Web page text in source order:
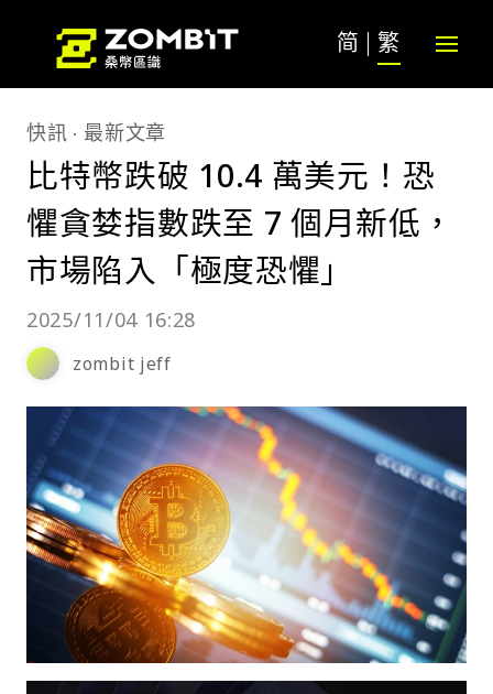
简 繁
快訊 最新文章
比特幣跌破 10.4 萬美元！恐
懼貪婪指數跌至 7 個月新低，
市場陷入「極度恐懼」
2025/11/04 16:28
zombit jeff